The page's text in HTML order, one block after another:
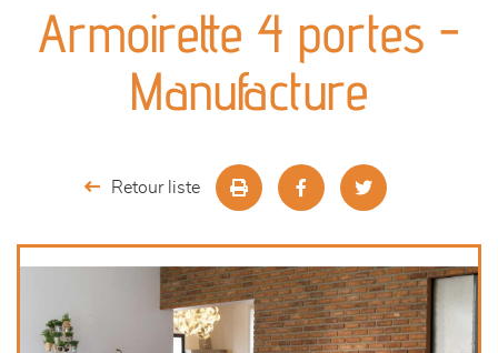
séjours
meubles de complément
Armoirette 4 portes -
Manufacture
Retour liste